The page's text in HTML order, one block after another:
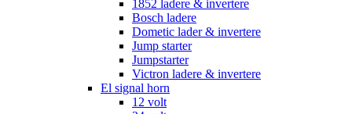
1852 ladere & invertere
Bosch ladere
Dometic lader & invertere
Jump starter
Jumpstarter
Victron ladere & invertere
El signal horn
12 volt